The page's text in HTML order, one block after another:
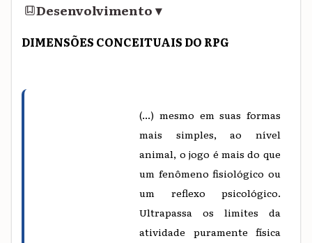
Desenvolvimento▾
DIMENSÕES CONCEITUAIS DO RPG
(...) mesmo em suas formas
mais simples, ao nível
animal, o jogo é mais do que
um fenômeno fisiológico ou
um reflexo psicológico.
Ultrapassa os limites da
atividade puramente física